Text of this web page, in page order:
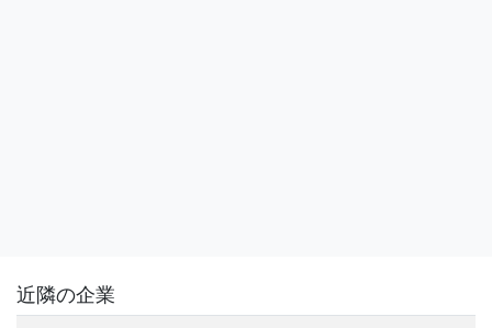
近隣の企業